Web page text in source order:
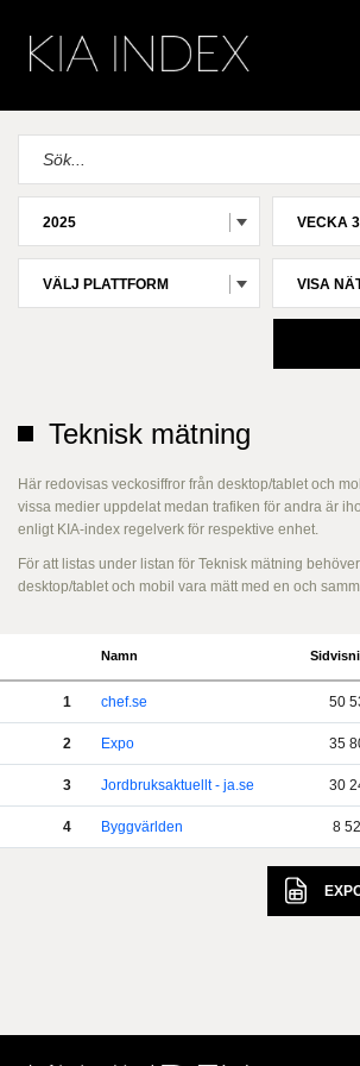
2025 VECKA
VÄLJ PLATTFORM VISA
Teknisk mätning
Här redovisas veckosiffror från desktop/tablet och
vissa medier uppdelat medan trafiken för andra är
enligt KIA-index regelverk för respektive enhet.
För att listas under listan för Teknisk mätning
desktop/tablet och mobil vara mätt med en och
Namn
1 chef.se 50
2 Expo 35
3 Jordbruksaktuellt - ja.se 30
4 Byggvärlden 8